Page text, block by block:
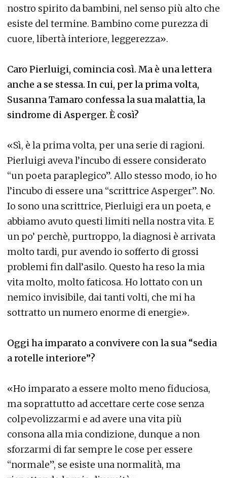
nostro spirito da bambini, nel senso più alto che
esiste del termine. Bambino come purezza di
cuore, libertà interiore, leggerezza».
Caro Pierluigi, comincia così. Ma è una lettera
anche a se stessa. In cui, per la prima volta,
Susanna Tamaro confessa la sua malattia, la
sindrome di Asperger. È così?
«Sì, è la prima volta, per una serie di ragioni.
Pierluigi aveva l’incubo di essere considerato
“un poeta paraplegico”. Allo stesso modo, io ho
l’incubo di essere una “scrittrice Asperger”. No.
Io sono una scrittrice, Pierluigi era un poeta, e
abbiamo avuto questi limiti nella nostra vita. E
un po’ perchè, purtroppo, la diagnosi è arrivata
molto tardi, pur avendo io sofferto di grossi
problemi fin dall’asilo. Questo ha reso la mia
vita molto, molto faticosa. Ho lottato con un
nemico invisibile, dai tanti volti, che mi ha
sottratto un numero enorme di energie».
Oggi ha imparato a convivere con la sua “sedia
a rotelle interiore”?
«Ho imparato a essere molto meno fiduciosa,
ma soprattutto ad accettare certe cose senza
colpevolizzarmi e ad avere una vita più
consona alla mia condizione, dunque a non
sforzarmi di far sempre le cose per essere
“normale”, se esiste una normalità, ma